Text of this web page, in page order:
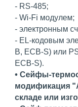
- RS-485;
- Wi-Fi модулем;
- электронным
- EL-кодовым
B, ECB-S) или
ECB-S).
• Сейфы-
модификация
складе или